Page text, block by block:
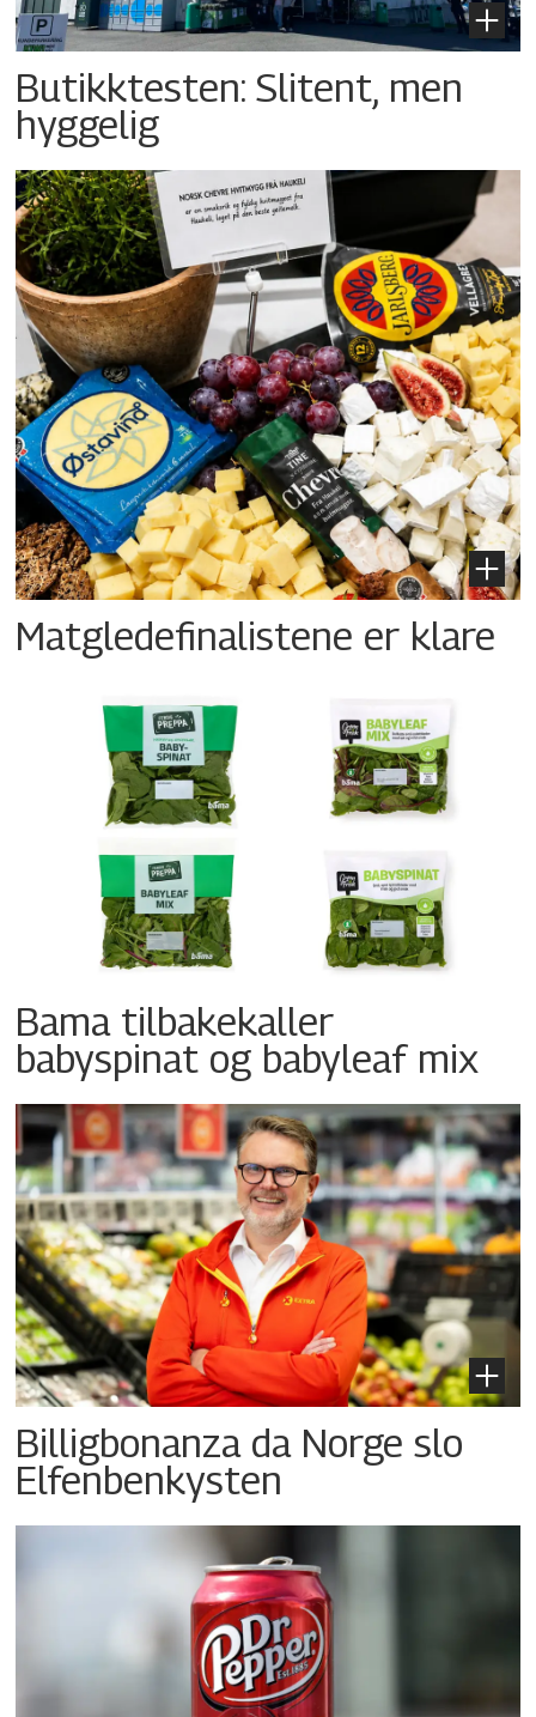
Butikktesten: Slitent, men
hyggelig
Matgledefinalistene er klare
Bama tilbakekaller
babyspinat og babyleaf mix
Billigbonanza da Norge slo
Elfenbenkysten